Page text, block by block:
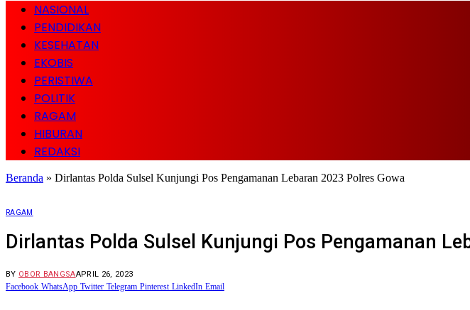
NASIONAL
PENDIDIKAN
KESEHATAN
EKOBIS
PERISTIWA
POLITIK
RAGAM
HIBURAN
REDAKSI
Beranda » Dirlantas Polda Sulsel Kunjungi Pos Pengamanan Lebaran 2023 Polres Gowa
RAGAM
Dirlantas Polda Sulsel Kunjungi Pos Pengamanan
BY OBOR BANGSAAPRIL 26, 2023
Facebook WhatsApp Twitter Telegram Pinterest LinkedIn Email